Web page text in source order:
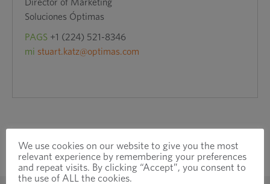
Director of Marketing
Soluciones Óptimas
PAGS +1 (224) 521-8346
mi stuart.katz@optimas.com
We use cookies on our website to give you the most
relevant experience by remembering your preferences
and repeat visits. By clicking “Accept”, you consent to
the use of ALL the cookies.